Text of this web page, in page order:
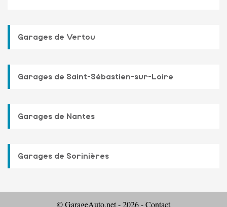
Garages de Vertou
Garages de Saint-Sébastien-sur-Loire
Garages de Nantes
Garages de Sorinières
© GarageAuto.net - 2026 -Contact